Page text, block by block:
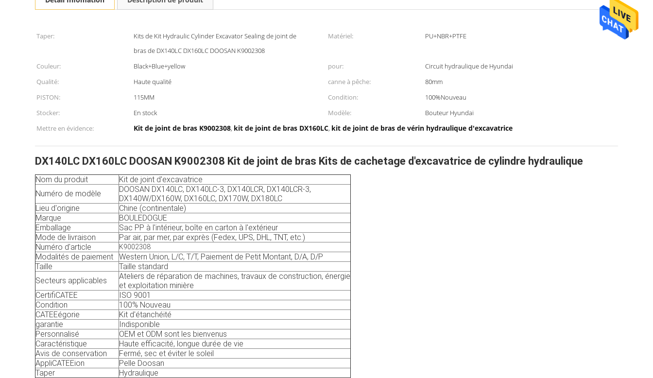
Taper:
Kits de Kit Hydraulic Cylinder Excavator Sealing de joint de
bras de DX140LC DX160LC DOOSAN K9002308
Matériel: PU+NBR+PTFE
Couleur: Black+Blue+yellow pour:
Circuit hydraulique de Hyundai
Qualité:
Haute qualité canne à pêche:
80mm
PISTON:
115MM Condition:
100%Nouveau
Stocker:
En stock Modèle:
Bouteur Hyundai
Mettre en évidence:
Kit de joint de bras K9002308, kit de joint de bras DX160LC, kit de joint de bras de vérin hydraulique d'excavatrice
DX140LC DX160LC DOOSAN K9002308 Kit de joint de bras Kits de cachetage d'excavatrice de cylindre hydraulique
Nom du produit
Kit de joint d'excavatrice
Numéro de modèle
DOOSAN DX140LC, DX140LC-3, DX140LCR, DX140LCR-3,
DX140W/DX160W, DX160LC, DX170W, DX180LC
Lieu d'origine
Chine (continentale)
Marque
BOULEDOGUE
Emballage
Sac PP à l'intérieur, boîte en carton à l'extérieur
Mode de livraison
Par air, par mer, par exprès (Fedex, UPS, DHL, TNT, etc.)
Numéro d'article
K9002308
Modalités de paiement
Western Union, L/C, T/T, Paiement de Petit Montant, D/A, D/P
Taille
Taille standard
Secteurs applicables
Ateliers de réparation de machines, travaux de construction, énergie
et exploitation minière
CertifiCATEE
ISO 9001
Condition
100% Nouveau
CATEEégorie
Kit d'étanchéité
garantie
Indisponible
Personnalisé
OEM et ODM sont les bienvenus
Caractéristique
Haute efficacité, longue durée de vie
Avis de conservation
Fermé, sec et éviter le soleil
AppliCATEEion
Pelle Doosan
Taper
Hydraulique